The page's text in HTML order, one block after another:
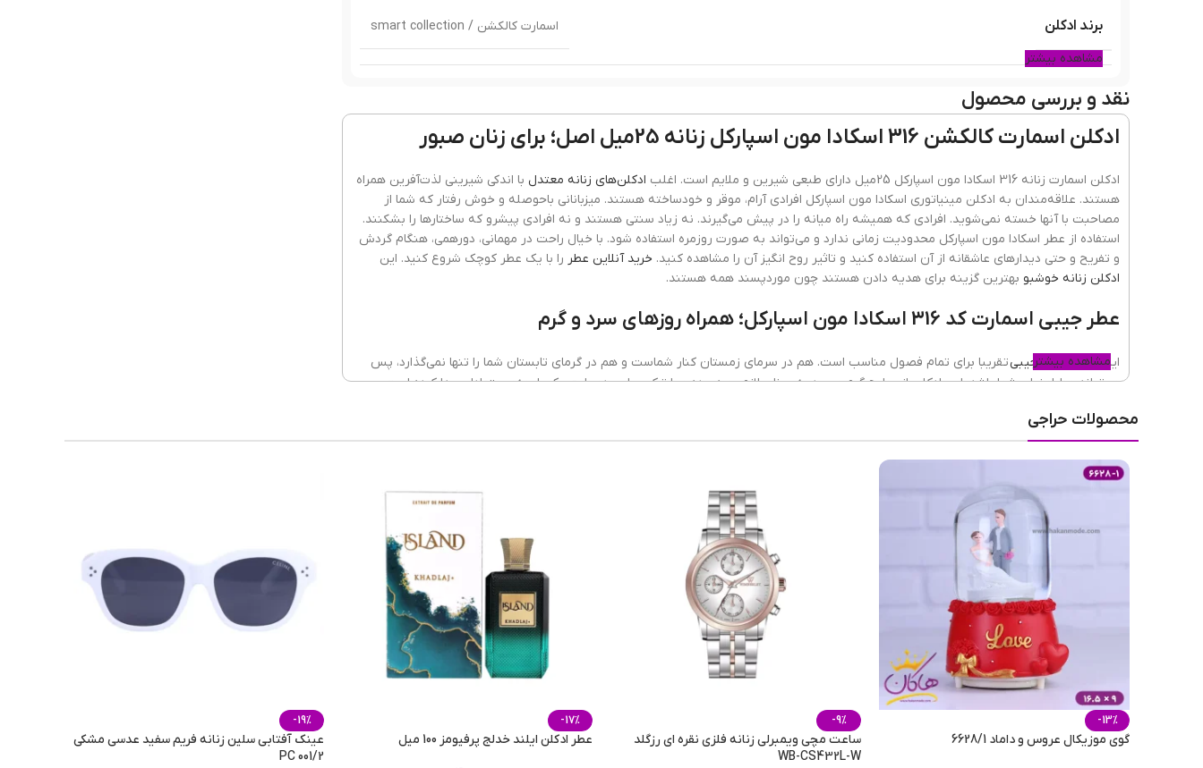
برند ادکلن اسمارت کالکشن / smart collection
مشابه ادکلن
نوع عطر ادوپرفیوم
کشور مبدا برند امارات
پراکندگی
طبع رایحه
تمامی فصول
مناسب برای روزانه,مهمانی و محافل دوستانه
حجم
مشاهده بیشتر
نقد و بررسی محصول
ادکلن اسمارت کالکشن 316 اسکادا مون اسپارکل زنانه 25میل اصل؛ برای زنان صبور
ادکلن اسمارت زنانه 316 اسکادا مون اسپارکل 25میل دارای طبعی شیرین و ملایم است. اغلب ادکلن‌های زنانه معتدل با اندکی شیرینی لذت‌آفرین همراه
هستند. علاقه‌مندان به ادکلن مینیاتوری اسکادا مون اسپارکل افرادی آرام، موقر و خودساخته هستند. میزبانانی باحوصله و خوش رفتار که شما از
مصاحبت با آنها خسته نمی‌شوید. افرادی که همیشه راه میانه را در پیش می‌گیرند. نه زیاد سنتی هستند و نه افرادی پیشرو که ساختارها را بشکنند.
استفاده از عطر اسکادا مون اسپارکل محدودیت زمانی ندارد و می‌تواند به صورت روزمره استفاده شود. با خیال راحت در مهمانی، دورهمی، هنگام گردش
و تفریح و حتی دیدارهای عاشقانه از آن استفاده کنید و تاثیر روح انگیز آن را مشاهده کنید. خرید آنلاین عطر را با یک عطر کوچک شروع کنید. این
ادکلن زنانه خوشبو بهترین گزینه برای هدیه دادن هستند چون موردپسند همه هستند.
عطر جیبی اسمارت کد 316 اسکادا مون اسپارکل؛ همراه روزهای سرد و گرم
اینعطر کوچک جیبیتقریبا برای تمام فصول مناسب است. هم در سرمای زمستان کنار شماست و هم در گرمای تابستان شما را تنها نمی‌گذارد، پس
می‌تواند عطرامضای شما باشد. این ادکلن از روایح گرم و سرد به میزان لازم بهره برده و با ترکیب این دو طبع، یک رایحه‌ی متعادل پیدا کرده است.
مشاهده بیشتر
محصولات حراجی
-13%
گوی موزیکال عروس و داماد 6628/1
-9%
ساعت مچی ویمبرلی زنانه فلزی نقره ای رزگلد
WB-CS432L-W
-17%
عطر ادکلن ایلند خدلج پرفیومز 100 میل
-19%
عینک آفتابی سلین زنانه فریم سفید عدسی مشکی
PC 001/2